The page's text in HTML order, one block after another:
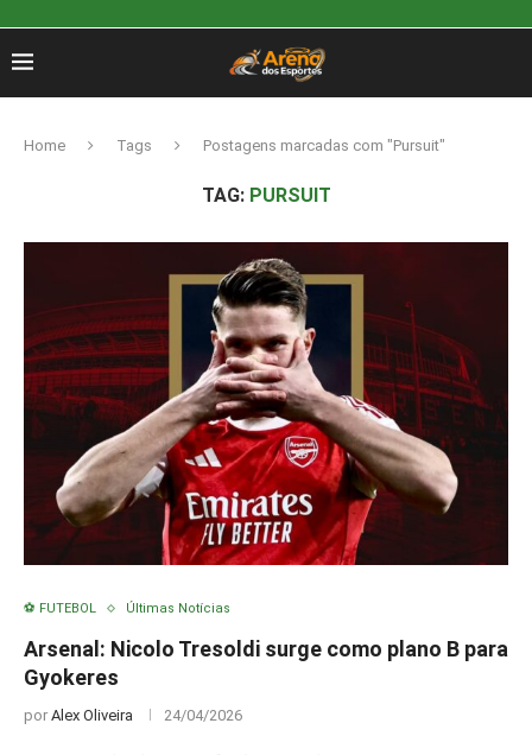
Home Tags Postagens marcadas com "Pursuit"
TAG: PURSUIT
⚽ FUTEBOL Últimas Notícias
Arsenal: Nicolo Tresoldi surge como plano B para
Gyokeres
por Alex Oliveira 24/04/2026